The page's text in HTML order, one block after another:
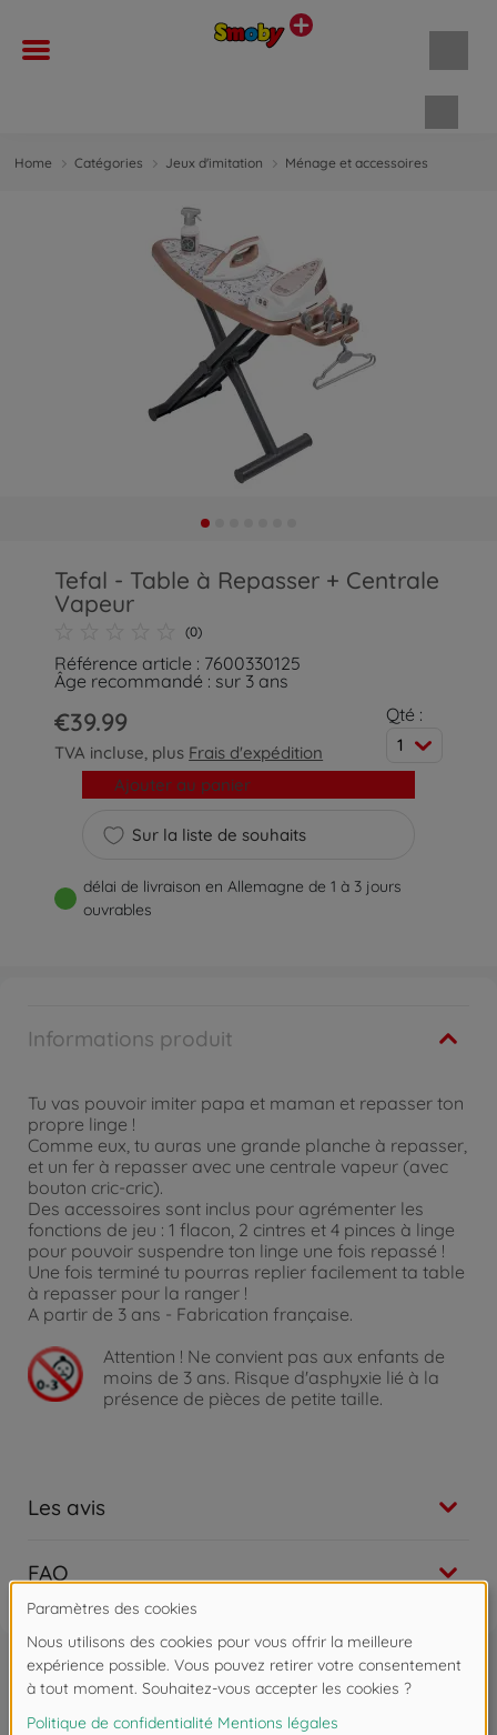
Home Catégories Jeux d'imitation Ménage et accessoires
Tefal - Table à Repasser + Centrale
Vapeur
(0)
Référence article : 7600330125
Âge recommandé : sur 3 ans
€39.99
TVA incluse, plus Frais d'expédition
Qté :
1
Sur la liste de souhaits
Ajouter au panier
délai de livraison en Allemagne de 1 à 3 jours
ouvrables
Informations produit
Tu vas pouvoir imiter papa et maman et repasser ton
propre linge !
Comme eux, tu auras une grande planche à repasser,
et un fer à repasser avec une centrale vapeur (avec
bouton cric-cric).
Des accessoires sont inclus pour agrémenter les
fonctions de jeu : 1 flacon, 2 cintres et 4 pinces à linge
pour pouvoir suspendre ton linge une fois repassé !
Une fois terminé tu pourras replier facilement ta table
à repasser pour la ranger !
A partir de 3 ans - Fabrication française.
Attention ! Ne convient pas aux enfants de
moins de 3 ans. Risque d'asphyxie lié à la
présence de pièces de petite taille.
Les avis
FAQ
Souvent achetés ensemble